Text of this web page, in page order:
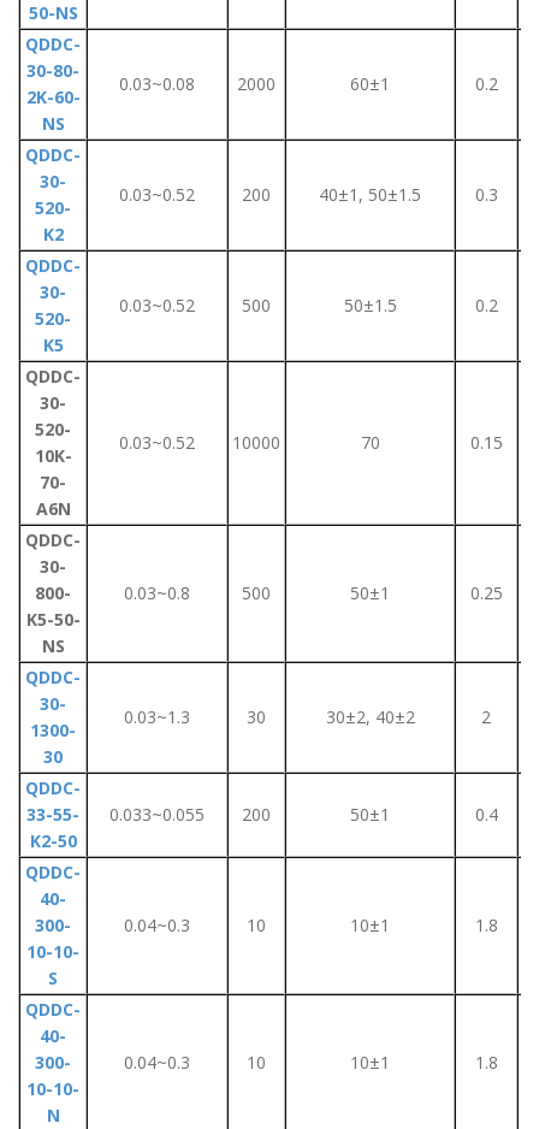
50-NS
QDDC-
30-80-
2K-60-
NS
0.03~0.08 2000 60±1 0.2
QDDC-
30-
520-
K2
0.03~0.52 200 40±1, 50±1.5 0.3
QDDC-
30-
520-
K5
0.03~0.52 500 50±1.5 0.2
QDDC-
30-
520-
10K-
70-
A6N
0.03~0.52 10000 70 0.15
QDDC-
30-
800-
K5-50-
NS
0.03~0.8 500 50±1 0.25
QDDC-
30-
1300-
30
0.03~1.3 30 30±2, 40±2 2
QDDC-
33-55-
K2-50
0.033~0.055 200 50±1 0.4
QDDC-
40-
300-
10-10-
S
0.04~0.3 10 10±1 1.8
QDDC-
40-
300-
10-10-
N
0.04~0.3 10 10±1 1.8